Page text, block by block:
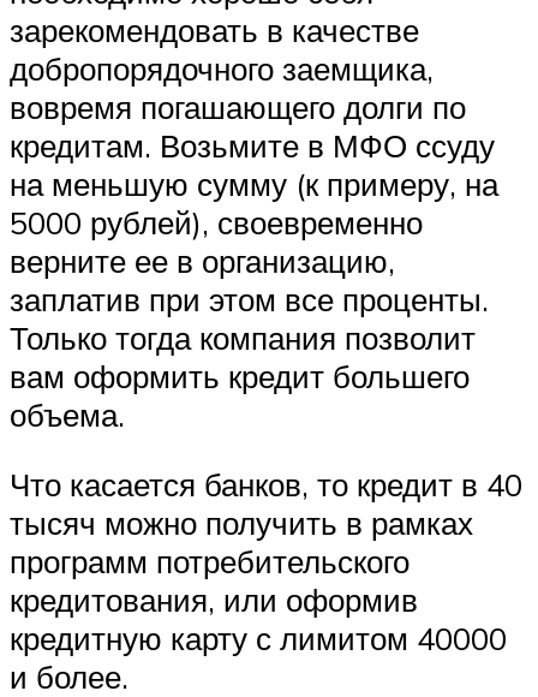
зарекомендовать в качестве
добропорядочного заемщика,
вовремя погашающего долги по
кредитам. Возьмите в МФО ссуду
на меньшую сумму (к примеру, на
5000 рублей), своевременно
верните ее в организацию,
заплатив при этом все проценты.
Только тогда компания позволит
вам оформить кредит большего
объема.
Что касается банков, то кредит в 40
тысяч можно получить в рамках
программ потребительского
кредитования, или оформив
кредитную карту с лимитом 40000
и более.